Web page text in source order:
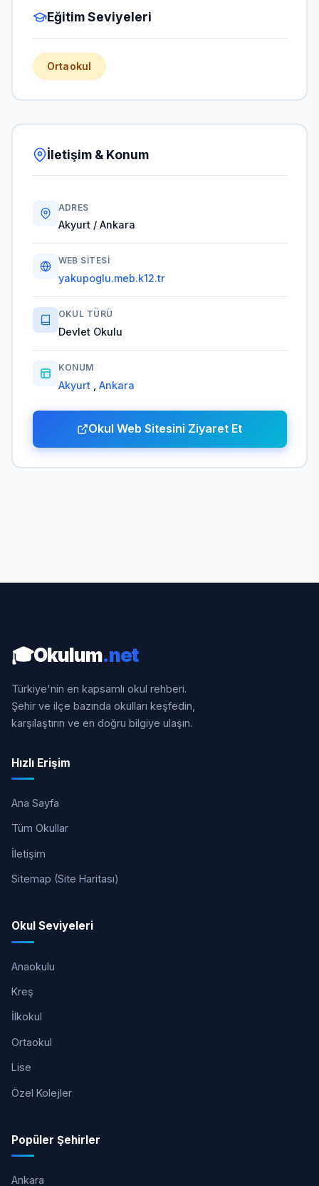
Eğitim Seviyeleri
Ortaokul
İletişim & Konum
ADRES
Akyurt / Ankara
WEB SITESI
yakupoglu.meb.k12.tr
OKUL TÜRÜ
Devlet Okulu
KONUM
Akyurt Ankara
Okul Web Sitesini Ziyaret Et
🎓Okulum.net
Türkiye'nin en kapsamlı okul rehberi.
Şehir ve ilçe bazında okulları keşfedin,
karşılaştırın ve en doğru bilgiye ulaşın.
Hızlı Erişim
Ana Sayfa
Tüm Okullar
İletişim
Sitemap (Site Haritası)
Okul Seviyeleri
Anaokulu
Kreş
İlkokul
Ortaokul
Lise
Özel Kolejler
Popüler Şehirler
Ankara